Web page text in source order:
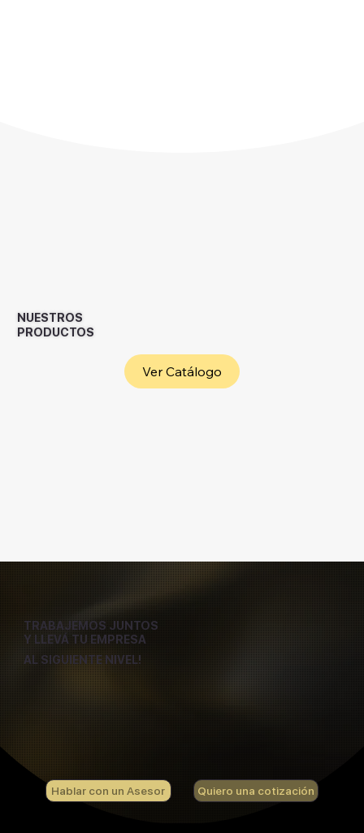
NUESTROS
PRODUCTOS
Y LLEVÁ TU EMPRESA
AL SIGUIENTE NIVEL!
TRABAJEMOS JUNTOS
Hablar con un Asesor Quiero una cotización